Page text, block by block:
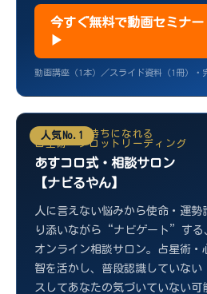
今すぐ無料で動画セミナー
▶
動画講座（1本）／スライド資料（1冊）・
人気No.1
前向きな気持ちになれる
占星術・タロットリーディング
あすコロ式・相談サロン
【ナビるやん】
人に言えない悩みから使命・運
り添いながら“ナビゲート”する
オンライン相談サロン。占星術・
智を活かし、普段認識していない
スしてあなたの気づいていない可